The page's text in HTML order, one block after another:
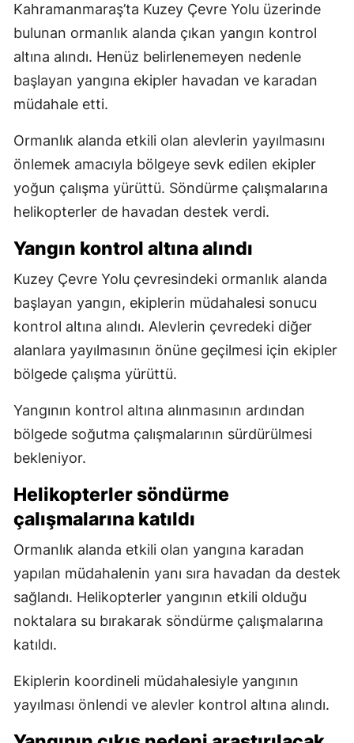
Kahramanmaraş’ta Kuzey Çevre Yolu üzerinde
bulunan ormanlık alanda çıkan yangın kontrol
altına alındı. Henüz belirlenemeyen nedenle
başlayan yangına ekipler havadan ve karadan
müdahale etti.
Ormanlık alanda etkili olan alevlerin yayılmasını
önlemek amacıyla bölgeye sevk edilen ekipler
yoğun çalışma yürüttü. Söndürme çalışmalarına
helikopterler de havadan destek verdi.
Yangın kontrol altına alındı
Kuzey Çevre Yolu çevresindeki ormanlık alanda
başlayan yangın, ekiplerin müdahalesi sonucu
kontrol altına alındı. Alevlerin çevredeki diğer
alanlara yayılmasının önüne geçilmesi için ekipler
bölgede çalışma yürüttü.
Yangının kontrol altına alınmasının ardından
bölgede soğutma çalışmalarının sürdürülmesi
bekleniyor.
Helikopterler söndürme
çalışmalarına katıldı
Ormanlık alanda etkili olan yangına karadan
yapılan müdahalenin yanı sıra havadan da destek
sağlandı. Helikopterler yangının etkili olduğu
noktalara su bırakarak söndürme çalışmalarına
katıldı.
Ekiplerin koordineli müdahalesiyle yangının
yayılması önlendi ve alevler kontrol altına alındı.